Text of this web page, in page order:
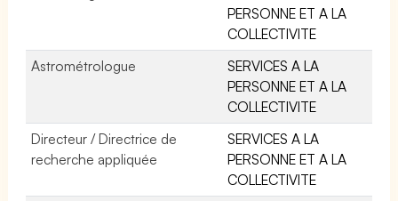
PERSONNE ET A LA
COLLECTIVITE
Astrométrologue
SERVICES A LA
PERSONNE ET A LA
COLLECTIVITE
Directeur / Directrice de
recherche appliquée
SERVICES A LA
PERSONNE ET A LA
COLLECTIVITE